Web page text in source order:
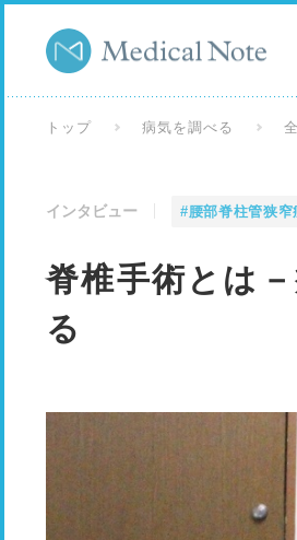
トップ 病気を調べる
インタビュー #腰部脊柱管狭窄
脊椎手術とは
る